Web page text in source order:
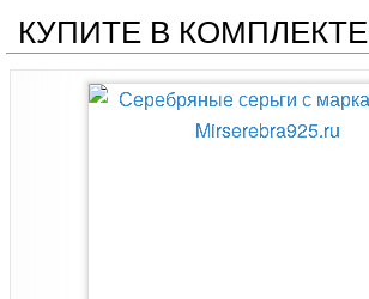
КУПИТЕ В КОМПЛЕКТЕ